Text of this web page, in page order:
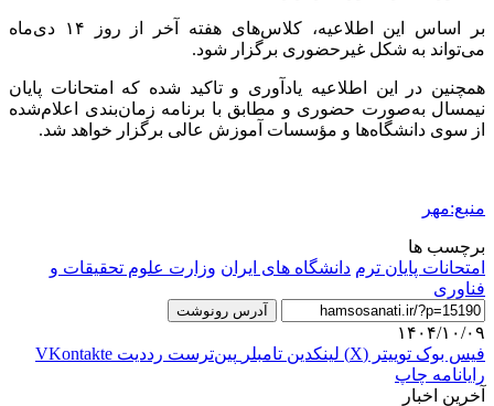
بر اساس این اطلاعیه، کلاس‌های هفته آخر از روز ۱۴ دی‌ماه
می‌تواند به شکل غیرحضوری برگزار شود.
همچنین در این اطلاعیه یادآوری و تاکید شده که امتحانات پایان
نیمسال به‌صورت حضوری و مطابق با برنامه زمان‌بندی اعلام‌شده
از سوی دانشگاه‌ها و مؤسسات آموزش عالی برگزار خواهد شد.
منبع:مهر
برچسب ها
امتحانات پایان ترم دانشگاه های ایران وزارت علوم تحقیقات و
فناوری
آدرس رونوشت
۱۴۰۴/۱۰/۰۹
فیس بوک توییتر (X) لینکدین ‫تامبلر ‫پین‌ترست ‫رددیت ‫VKontakte
رایانامه چاپ
آخرین اخبار